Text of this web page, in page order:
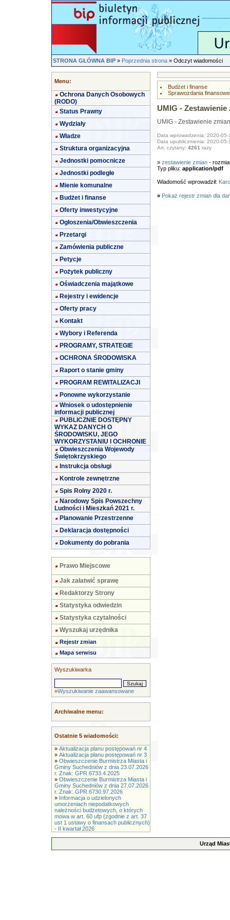
STRONA GŁÓWNA BIP»Poprzednia strona» Odczyt wiadomości
Menu:
Ochrona Danych Osobowych
(RODO)
Status Prawny
Wydziały
Władze
Struktura organizacyjna
Jednostki pomocnicze
Jednostki podległe
Mienie komunalne
Budżet i finanse
Oferty inwestycyjne
Ogłoszenia/Obwieszczenia
Przetargi
Zamówienia publiczne
Petycje
Pożytek publiczny
Oświadczenia majątkowe
Rejestry i ewidencje
Oferty pracy
Kontakt
Wybory i Referenda
PROGRAMY, STRATEGIE
OCHRONA ŚRODOWISKA
Raport o stanie gminy
PROGRAM REWITALIZACJI
Ponowne wykorzystanie
Wniosek o udostępnienie
informacji publicznej
PUBLICZNIE DOSTĘPNY
WYKAZ DANYCH O
ŚRODOWISKU, JEGO
WYKORZYSTANIU I OCHRONIE
Obwieszczenia Wojewody
Świętokrzyskiego
Instrukcja obsługi
Kontrole zewnętrzne
Spis Rolny 2020 r.
Narodowy Spis Powszechny
Ludności i Mieszkań 2021 r.
Planowanie Przestrzenne
Deklaracja dostępności
Dokumenty do pobrania
Prawo Miejscowe
Jak załatwić sprawę
Redaktorzy Strony
Statystyka odwiedzin
Statystyka czytalności
Wyszukaj urzędnika
Rejestr zmian
Mapa serwisu
Wyszukiwarka
»Wyszukiwanie zaawansowane
Archiwalne menu:
Ostatnie 5 wiadomości:
» Aktualizacja planu postępowań nr 4
» Aktualizacja planu postępowań nr 3
» Obwieszczenie Burmistrza Miasta i
Gminy Suchedniów z dnia 23.07.2026
r. Znak: GPR.6733.4.2025
» Obwieszczenie Burmistrza Miasta i
Gminy Suchedniów z dnia 27.07.2026
r. Znak: GPR.6730.97.2026
» Informacja o udzielonych
umorzeniach niepodatkowych
należności budżetowych, o których
mowa w art. 60 ufp (zgodnie z art. 37
ust 1 ustawy o finansach publicznych)
- II kwartał 2026
Budżet i finanse
Sprawozdania finansowe
UMIG -
UMIG - Zestawienie
Data wprowadzenia: 2020-05-
Data upublicznienia: 2020-05-
Art. czytany: 4261razy
» zestawienie zmian-
Typ pliku: application/pdf
Wiadomość wprowadził:
» Pokaż rejestr zmian dla
Urząd